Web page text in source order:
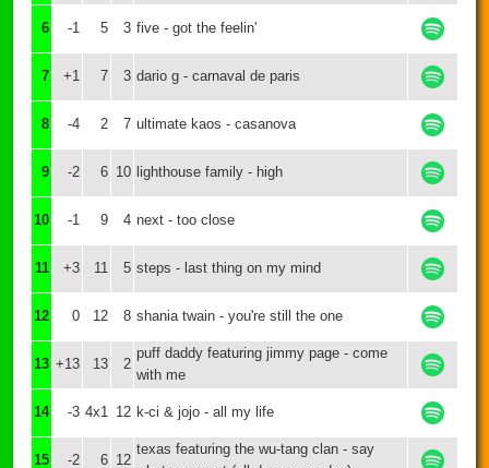
6 -1 5 3 five - got the feelin'
7 +1 7 3 dario g - carnaval de paris
8 -4 2 7 ultimate kaos - casanova
9 -2 6 10 lighthouse family - high
10 -1 9 4 next - too close
11 +3 11 5 steps - last thing on my mind
12 0 12 8 shania twain - you're still the one
13 +13 13 2
puff daddy featuring jimmy page - come
with me
14 -3 4x1 12 k-ci & jojo - all my life
15 -2 6 12
texas featuring the wu-tang clan - say